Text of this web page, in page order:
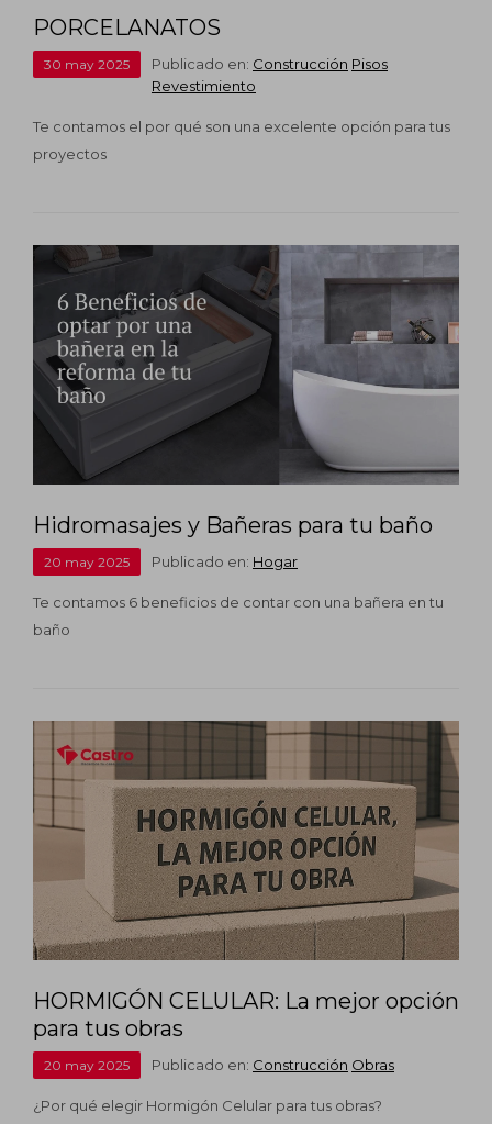
PORCELANATOS
30 may 2025 Publicado en: Construcción Pisos
Revestimiento
Te contamos el por qué son una excelente opción para tus
proyectos
Hidromasajes y Bañeras para tu baño
20 may 2025 Publicado en: Hogar
Te contamos 6 beneficios de contar con una bañera en tu
baño
HORMIGÓN CELULAR: La mejor opción
para tus obras
20 may 2025 Publicado en: Construcción Obras
¿Por qué elegir Hormigón Celular para tus obras?